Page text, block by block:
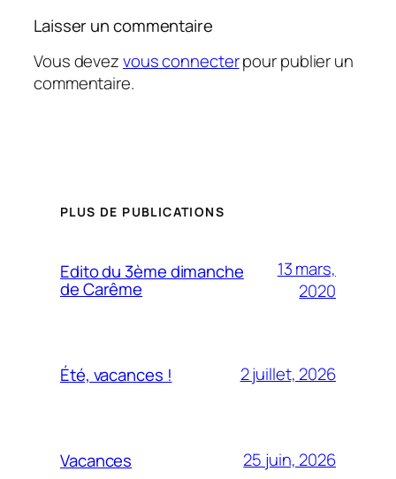
Laisser un commentaire
Vous devezvous connecterpour publier un
commentaire.
PLUS DE PUBLICATIONS
Edito du 3ème dimanche
de Carême
13 mars,
2020
Été, vacances ! 2 juillet, 2026
Vacances 25 juin, 2026